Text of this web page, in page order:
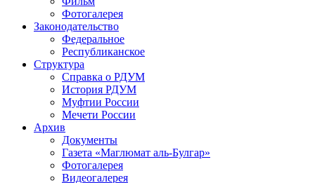
Фотогалерея
Законодательство
Федеральное
Республиканское
Структура
Справка о РДУМ
История РДУМ
Муфтии России
Мечети России
Архив
Документы
Газета «Маглюмат аль-Булгар»
Фотогалерея
Видеогалерея